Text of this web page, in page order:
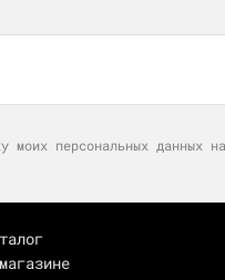
моих персональных данных